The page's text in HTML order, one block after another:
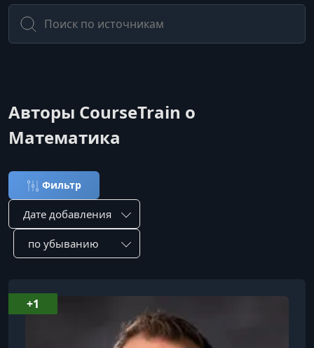
Авторы CourseTrain о
Математика
Фильтр
Сортировка по:
Сотировать по:
+1